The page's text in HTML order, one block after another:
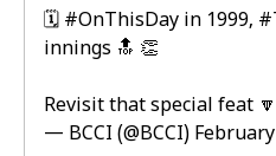
🗓️ #OnThisDay in 1999,
innings 🔝 👏
Revisit that special feat 🔽
— BCCI (@BCCI)